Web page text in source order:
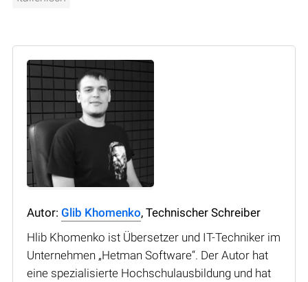
Autor: Glib Khomenko, Technischer Schreiber
Hlib Khomenko ist Übersetzer und IT-Techniker im
Unternehmen „Hetman Software“. Der Autor hat
eine spezialisierte Hochschulausbildung und hat